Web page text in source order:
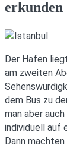
erkunden
Der Hafen
am zweiten
dem Bus zu
man aber
individuell auf
Dann